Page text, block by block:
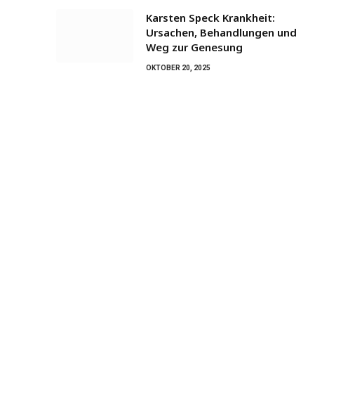
Karsten Speck Krankheit:
Ursachen, Behandlungen und
Weg zur Genesung
OKTOBER 20, 2025